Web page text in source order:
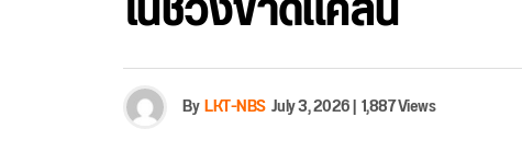
ByLKT-NBSJuly 3, 2026|1,887 Views